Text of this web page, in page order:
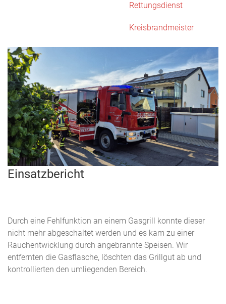
Rettungsdienst
Kreisbrandmeister
Einsatzbericht
Durch eine Fehlfunktion an einem Gasgrill konnte dieser
nicht mehr abgeschaltet werden und es kam zu einer
Rauchentwicklung durch angebrannte Speisen. Wir
entfernten die Gasflasche, löschten das Grillgut ab und
kontrollierten den umliegenden Bereich.